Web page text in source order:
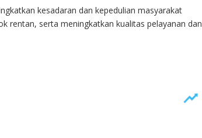
kesadaran dan kepedulian masyarakat
rentan, serta meningkatkan kualitas pelayanan dan